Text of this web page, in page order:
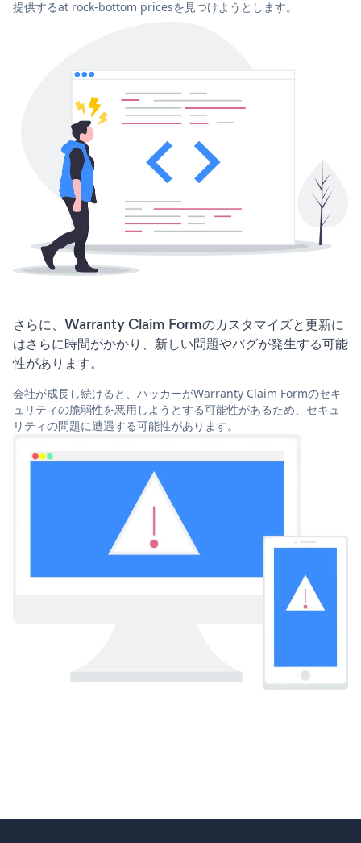
提供するat rock-bottom pricesを見つけようとします。
さらに、Warranty Claim Formのカスタマイズと更新に
はさらに時間がかかり、新しい問題やバグが発生する可能
性があります。
会社が成長し続けると、ハッカーがWarranty Claim Formのセキ
ュリティの脆弱性を悪用しようとする可能性があるため、セキュ
リティの問題に遭遇する可能性があります。